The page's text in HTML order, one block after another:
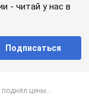
- читай у нас в
Подписаться
поднял цены...